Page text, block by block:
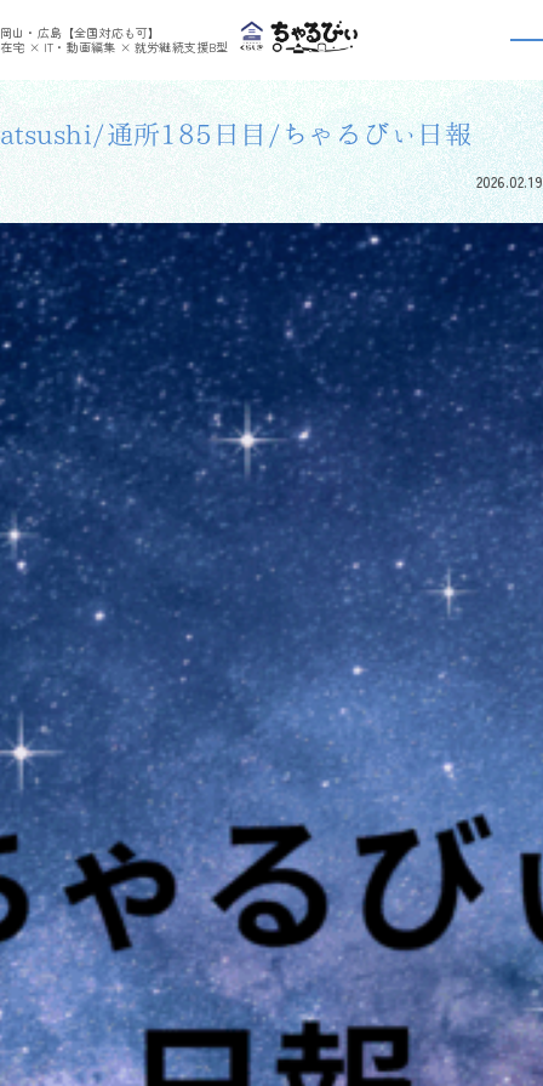
岡山・広島【全国対応も可】
在宅 × IT・動画編集 × 就労継続支援B型
利用者さんの日報 >
利用者さんの日報
atsushi/通所185日目/ちゃるびぃ日報
2026.02.19